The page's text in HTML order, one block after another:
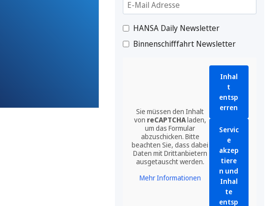
HANSA Daily Newsletter
Binnenschifffahrt Newsletter
Sie müssen den Inhalt
von reCAPTCHAladen,
um das Formular
abzuschicken. Bitte
beachten Sie, dass dabei
Daten mit Drittanbietern
ausgetauscht werden.
Mehr Informationen
Inhal
t
entsp
erren
Servic
e
akzep
tiere
n und
Inhal
te
entsp